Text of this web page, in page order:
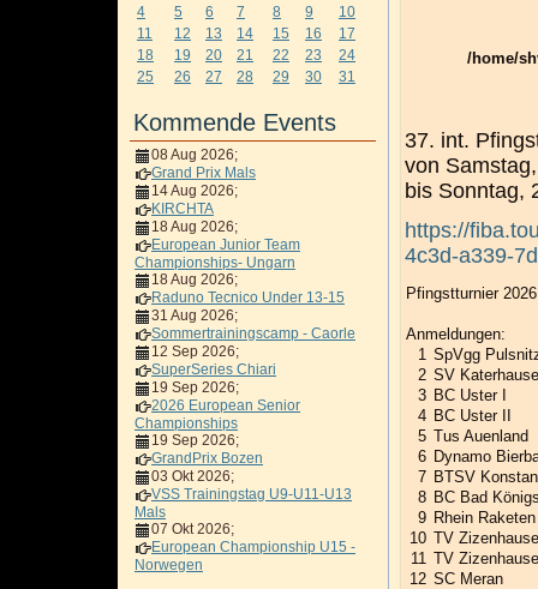
4
5 6 7 8 9
10
11
12 13 14 15 16
17
18
19 20 21 22 23
24
25
26 27 28 29 30 31
Kommende Events
08 Aug 2026;
Grand Prix Mals
14 Aug 2026;
KIRCHTA
18 Aug 2026;
European Junior Team
Championships- Ungarn
18 Aug 2026;
Raduno Tecnico Under 13-15
31 Aug 2026;
Sommertrainingscamp - Caorle
12 Sep 2026;
SuperSeries Chiari
19 Sep 2026;
2026 European Senior
Championships
19 Sep 2026;
GrandPrix Bozen
03 Okt 2026;
VSS Trainingstag U9-U11-U13
Mals
07 Okt 2026;
European Championship U15 -
Norwegen
/home/
37. int.
von
bis Sonntag,
https://
4c3d-a339-
Pfingstturnier
Anmeldungen:
1 SpVgg
2 SV
3 BC Uster I
4 BC Uster II
5 Tus Auenland
6 Dynamo
7 BTSV
8 BC Bad
9 Rhein Raketen
10 TV
11 TV
12 SC Meran